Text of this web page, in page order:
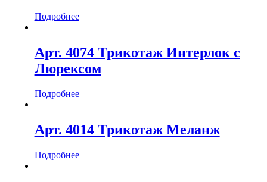
Подробнее
Арт. 4074 Трикотаж Интерлок с
Люрексом
Подробнее
Арт. 4014 Трикотаж Меланж
Подробнее